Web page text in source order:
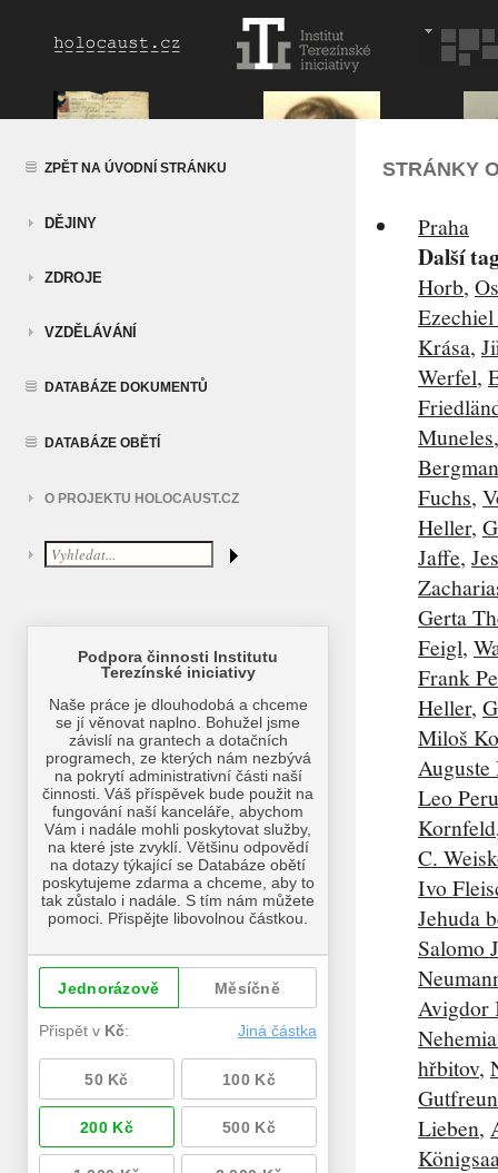
ZPĚT NA ÚVODNÍ STRÁNKU
DĚJINY
ZDROJE
VZDĚLÁVÁNÍ
DATABÁZE DOKUMENTŮ
DATABÁZE OBĚTÍ
O PROJEKTU HOLOCAUST.CZ
STRÁNKY
Praha
Další
Horb,
Krása,
Werfel,
Muneles
Fuchs,
Heller,
Jaffe,
Gerta
Feigl,
Frank
Heller,
Miloš
Auguste
Leo
Kornfeld
C.
Ivo
Jehuda
Salomo
Avigdor
hřbitov,
Lieben,